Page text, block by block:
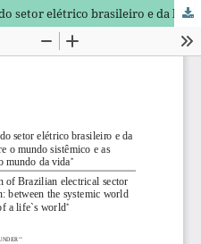
Processos de interação social do setor elétrico brasileiro e da legislação ambiental: entre o mundo sistêmico e as racionalidades do mundo da vida